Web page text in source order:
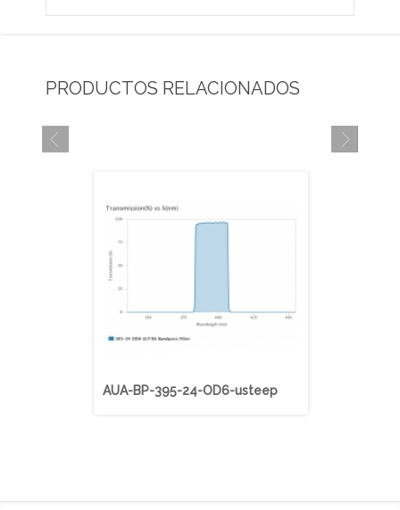
PRODUCTOS RELACIONADOS
AUA-BP-395-24-OD6-usteep